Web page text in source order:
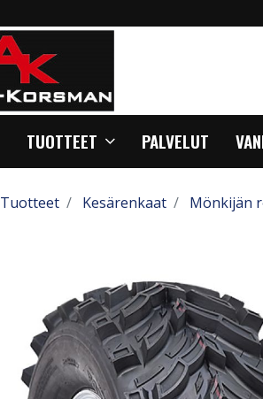
TUOTTEET PALVELUT
Tuotteet Kesärenkaat Mönkijän